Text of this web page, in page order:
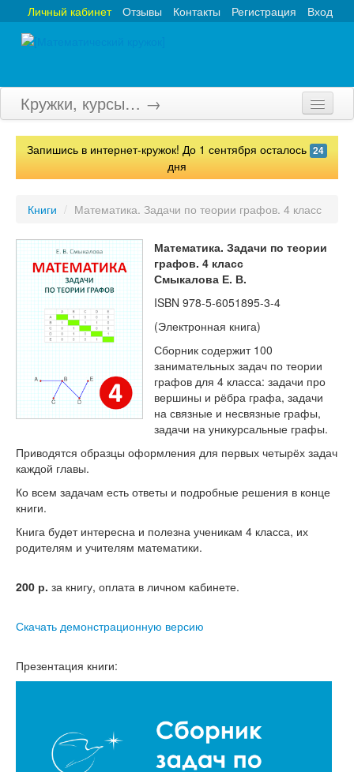
Вход
Регистрация
Контакты
Отзывы
Личный кабинет
Кружки, курсы… →
Главная
Турниры
Конкурсы
Вебинары
Тесты
Книги
Игры
Учитель
Запишись в интернет-кружок! До 1 сентября осталось 24
дня
Книги / Математика. Задачи по теории графов. 4 класс
Математика. Задачи по теории
графов. 4 класс
Смыкалова Е. В.
ISBN 978-5-6051895-3-4
(Электронная книга)
Сборник содержит 100
занимательных задач по теории
графов для 4 класса: задачи про
вершины и рёбра графа, задачи
на связные и несвязные графы,
задачи на уникурсальные графы.
Приводятся образцы оформления для первых четырёх задач
каждой главы.
Ко всем задачам есть ответы и подробные решения в конце
книги.
Книга будет интересна и полезна ученикам 4 класса, их
родителям и учителям математики.
200 р. за книгу, оплата в личном кабинете.
Скачать демонстрационную версию
Презентация книги: